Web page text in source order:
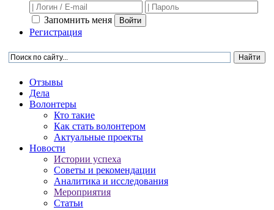
Запомнить меня Войти
Регистрация
Отзывы
Дела
Волонтеры
Кто такие
Как стать волонтером
Актуальные проекты
Новости
Истории успеха
Советы и рекомендации
Аналитика и исследования
Мероприятия
Статьи